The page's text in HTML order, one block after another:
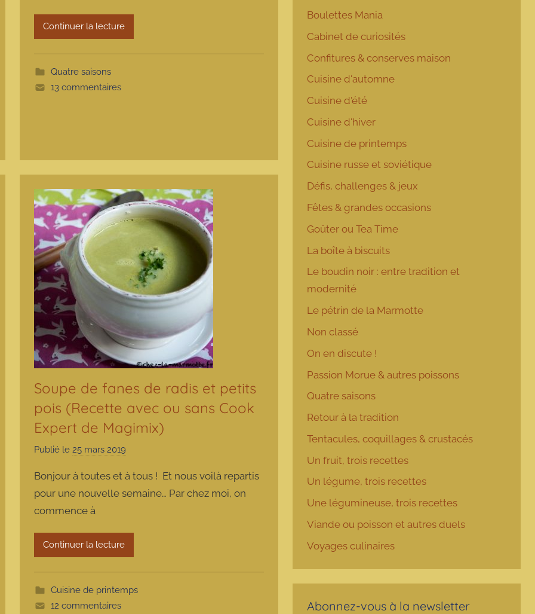
m
o
e
Continuer la lecture
Quatre saisons
13 commentaires
Soupe de fanes de radis et petits
pois (Recette avec ou sans Cook
Expert de Magimix)
Publié le25 mars 2019
r
m
o
t
Bonjour à toutes et à tous ! Et nous voilà repartis
pour une nouvelle semaine… Par chez moi, on
commence à
Continuer la lecture
Cuisine de printemps
12 commentaires
Boulettes Mania
Cabinet de curiosités
Confitures & conserves maison
Cuisine d'automne
Cuisine d'été
Cuisine d'hiver
Cuisine de printemps
Cuisine russe et soviétique
Défis, challenges & jeux
Fêtes & grandes occasions
Goûter ou Tea Time
La boîte à biscuits
Le boudin noir : entre tradition et
modernité
Le pétrin de la Marmotte
Non classé
On en discute !
Passion Morue & autres poissons
Quatre saisons
Retour à la tradition
Tentacules, coquillages & crustacés
Un fruit, trois recettes
Un légume, trois recettes
Une légumineuse, trois recettes
Viande ou poisson et autres duels
Voyages culinaires
Abonnez-vous à la newsletter